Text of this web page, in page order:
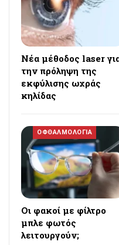
Νέα μέθοδος laser
την πρόληψη της
εκφύλισης ωχράς
κηλίδας
ΟΦΘΑΛΜΟΛΟΓΙΑ
Οι φακοί με φίλτρο
μπλε φωτός
λειτουργούν;